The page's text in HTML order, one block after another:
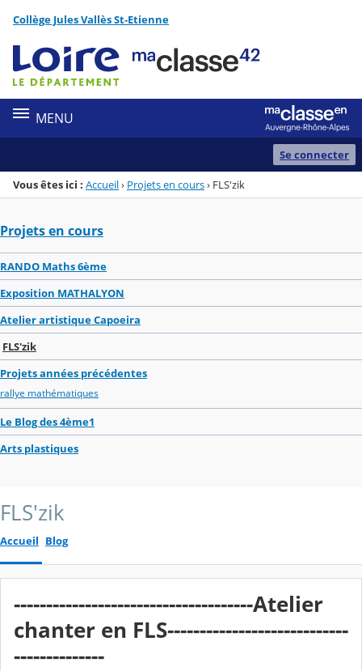
Menu de la rubrique
Contenu
Collège Jules Vallès St-Etienne
MENU
Se connecter
Vous êtes ici : Accueil› Projets en cours› FLS'zik
Projets en cours
RANDO Maths 6ème
Exposition MATHALYON
Atelier artistique Capoeira
FLS'zik
Projets années précédentes
rallye mathématiques
Le Blog des 4ème1
Arts plastiques
FLS'zik
Accueil Blog
-------------------------------------Atelier
chanter en FLS----------------------------
--------------